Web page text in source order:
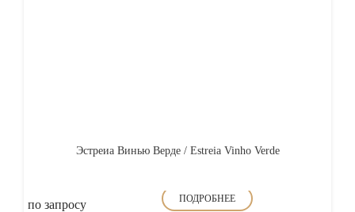
Эстреиа Винью Верде / Estreia Vinho Verde
по запросу ПОДРОБНЕЕ